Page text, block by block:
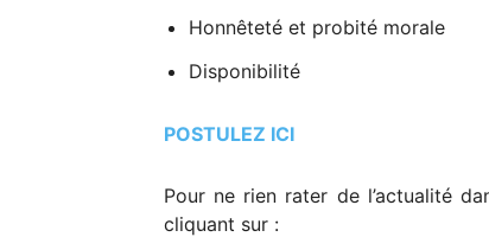
Honnêteté et probité morale
Disponibilité
POSTULEZ ICI
Pour ne rien rater de l’actualité
cliquant sur :